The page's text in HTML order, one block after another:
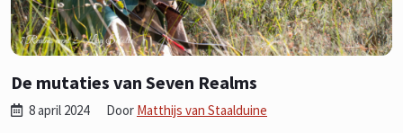
De mutaties van Seven Realms
8 april 2024 Door Matthijs van Staalduine